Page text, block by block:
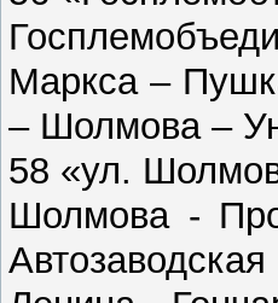
Маркса –
– Шолмова –
58 «ул.
Шолмова -